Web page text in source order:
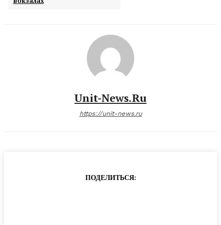
Unit-News.ru
https://unit-news.ru
ПОДЕЛИТЬСЯ: